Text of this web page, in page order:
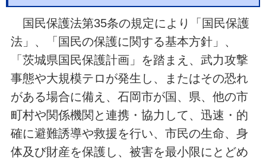
国民保護法第35条の規定により「国民保護
法」、「国民の保護に関する基本方針」、
「茨城県国民保護計画」を踏まえ、武力攻撃
事態や大規模テロが発生し、またはその恐れ
がある場合に備え、石岡市が国、県、他の市
町村や関係機関と連携・協力して、迅速・的
確に避難誘導や救援を行い、市民の生命、身
体及び財産を保護し、被害を最小限にとどめ